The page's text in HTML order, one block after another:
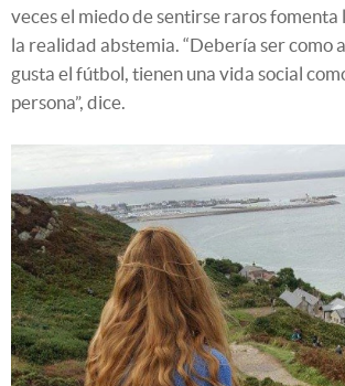
veces el miedo de sentirse raros
la realidad abstemia. “Debería ser como
gusta el fútbol, tienen una vida social
persona”, dice.